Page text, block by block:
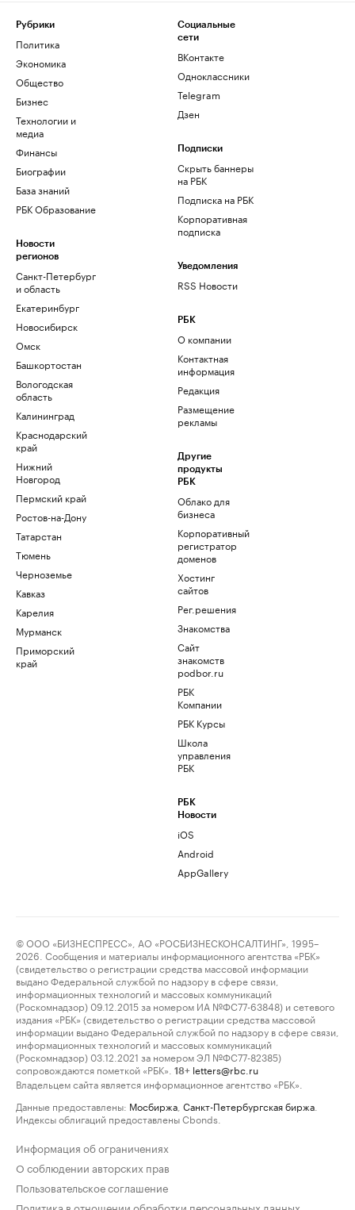
Рубрики
Политика
Экономика
Общество
Бизнес
Технологии и
медиа
Финансы
Биографии
База знаний
РБК Образование
Новости
регионов
Санкт-Петербург
и область
Екатеринбург
Новосибирск
Омск
Башкортостан
Вологодская
область
Калининград
Краснодарский
край
Нижний
Новгород
Пермский край
Ростов-на-Дону
Татарстан
Тюмень
Черноземье
Кавказ
Карелия
Мурманск
Приморский
край
Социальные
сети
ВКонтакте
Одноклассники
Telegram
Дзен
Подписки
Скрыть баннеры
на РБК
Подписка на РБК
Корпоративная
подписка
Уведомления
RSS Новости
РБК
О компании
Контактная
информация
Редакция
Размещение
рекламы
Другие
продукты
РБК
Облако для
бизнеса
Корпоративный
регистратор
доменов
Хостинг
сайтов
Рег.решения
Знакомства
Сайт
знакомств
podbor.ru
РБК
Компании
РБК Курсы
Школа
управления
РБК
РБК
Новости
iOS
Android
AppGallery
© ООО «БИЗНЕСПРЕСС», АО «РОСБИЗНЕСКОНСАЛТИНГ», 1995–
2026. Сообщения и материалы информационного агентства «РБК»
(свидетельство о регистрации средства массовой информации
выдано Федеральной службой по надзору в сфере связи,
информационных технологий и массовых коммуникаций
(Роскомнадзор) 09.12.2015 за номером ИА №ФС77-63848) и сетевого
издания «РБК» (свидетельство о регистрации средства массовой
информации выдано Федеральной службой по надзору в сфере связи,
информационных технологий и массовых коммуникаций
(Роскомнадзор) 03.12.2021 за номером ЭЛ №ФС77-82385)
сопровождаются пометкой «РБК».
18+ letters@rbc.ru
Владельцем сайта является информационное агентство «РБК».
Данные предоставлены: Мосбиржа Санкт-Петербургская биржа
Индексы облигаций предоставлены Cbonds.
Информация об ограничениях
О соблюдении авторских прав
Пользовательское соглашение